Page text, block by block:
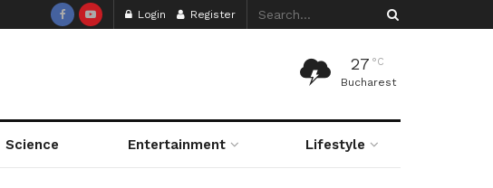
Login Register
27 °C
Bucharest
Science Entertainment Lifestyle